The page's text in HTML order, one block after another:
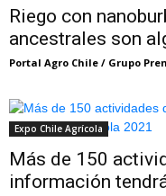
Riego con
ancestrales son
Portal Agro Chile / Grupo
Expo Chile Agrícola
Más de 150
información